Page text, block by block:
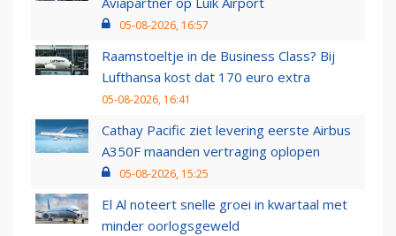
05-08-2026, 16:57
Raamstoeltje in de Business Class? Bij
Lufthansa kost dat 170 euro extra
05-08-2026, 16:41
Cathay Pacific ziet levering eerste Airbus
A350F maanden vertraging oplopen
05-08-2026, 15:25
El Al noteert snelle groei in kwartaal met
minder oorlogsgeweld